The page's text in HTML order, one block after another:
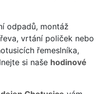
odpadů, montáž
vrtání poliček nebo
řemeslníka,
si naše hodinové